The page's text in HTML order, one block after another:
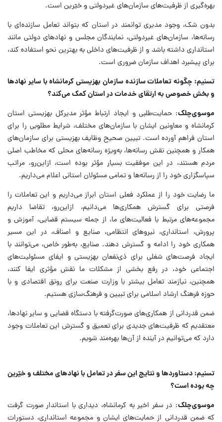
بهره‌گیری از ظرفیت‌های سازمان‌های غیردولتی و خیّرین است.
بدون شک، وجود مدیری توانمند در استان که بتواند تعامل سازنده‌ای با
رسانه‌ها، سازمان‌های غیردولتی، نمایندگان مجلس و نهادهای دولتی مانند
استانداری داشته باشد و از ظرفیت‌های داخلی به بهترین نحو استفاده کند،
برای پیشبرد اهداف سازمان ضروری است.
تسنیم: چگونه تعاملات سازنده سازمان بهزیستی کرمانشاه با سایر نهادها
و بخش خصوصی به ارتقای خدمات در استان کمک می‌کند؟
موسوی‌چلک: حمایت‌طلبی و ایجاد ارتباط مؤثر مدیرکل بهزیستی استان
کرمانشاه و معاونین ایشان با سازمان‌های مختلف، شرایط مطلوبی را برای
استان فراهم آورده است. تبیین صحیح وظایف بهزیستی برای سازمان‌های
همکار و همچنین نقش رسانه‌ها، به‌ویژه رسانه‌های محلی که مخاطب اصلی
مردم هستند، در این موفقیت بسیار مؤثر بوده است، ازاین‌رو، مراتب
سپاسگزاری خود را از رسانه‌ها و تمامی مسئولان استانی اعلام می‌داریم.
ما رضایت خود را از عملکرد فعلی استان ابراز می‌داریم و این تعاملات را
فرصتی برای گسترش همکاری‌ها می‌دانیم، ازاین‌رو، تقاضا داریم
مجموعه‌های مرتبط با فعالیت‌های ما، از جمله سیستم قضایی، آموزش و
پرورش، استانداری، نیروهای انتظامی، صنایع و اصناف، در این مسیر
همکاری خود را ادامه و گسترش دهند. صنایع، به‌طور خاص، می‌توانند با
ایجاد فرصت‌های شغلی برای ذی‌نفعان بهزیستی و ایفای مسئولیت‌های
اجتماعی خود، در رفع بخشی از مشکلات ما نقش مؤثری ایفا کنند،
همچنین، نیازمند تعامل بیشتر با وزارت صنعت برای رونق اقتصادی و با
حوزه فرهنگ ارشاد اسلامی برای تبیین و فرهنگ‌سازی هستیم.
ضمن قدردانی از همکاری‌های صورت‌گرفته با دستگاه قضایی و سایر نهادها،
معتقدیم که ظرفیت‌های جدیدی برای تعمیق و گسترش این تعاملات وجود
دارد که می‌توانیم در آینده از آن‌ها بهره‌مند شویم.
تسنیم: دستاوردها و نتایج این سفر در تعامل با نهادهای مختلف و خیّرین
چه بوده است؟
موسوی‌چلک: در سفر اخیر به کرمانشاه، دیداری با استاندار صورت گرفت
که ضمن قدردانی از حمایت‌های ایشان و مجموعه استانداری، دستورات